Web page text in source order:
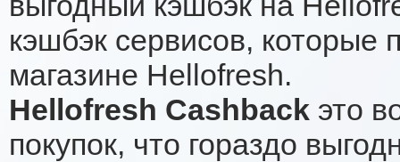
кэшбэк сервисов, которые
магазине Hellofresh.
Hellofresh Cashback это
покупок, что гораздо